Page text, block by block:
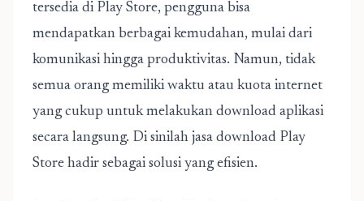
tersedia di Play Store, pengguna bisa
mendapatkan berbagai kemudahan, mulai dari
komunikasi hingga produktivitas. Namun, tidak
semua orang memiliki waktu atau kuota internet
yang cukup untuk melakukan download aplikasi
secara langsung. Di sinilah jasa download Play
Store hadir sebagai solusi yang efisien.